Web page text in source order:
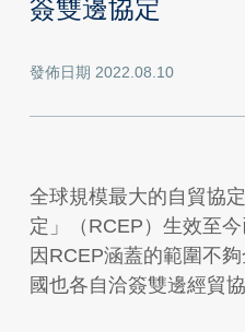
簽雙邊協定
發佈日期 2022.08.10
全球規模最大的自貿協
定」（RCEP）生效至
因RCEP涵蓋的範圍不
國也各自洽簽雙邊經貿